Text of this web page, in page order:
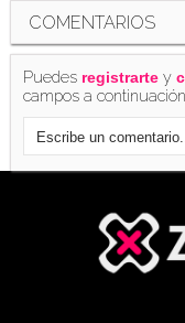
COMENTARIOS
Puedes registrarte y
campos a continuación.